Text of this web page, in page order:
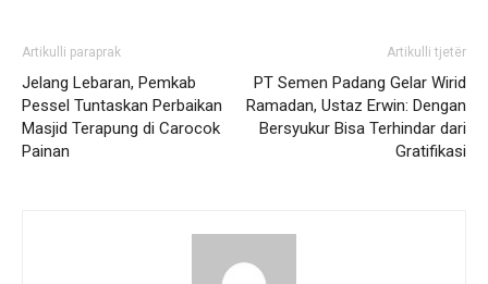
Artikulli paraprak
Jelang Lebaran, Pemkab
Pessel Tuntaskan Perbaikan
Masjid Terapung di Carocok
Painan
Artikulli tjetër
PT Semen Padang Gelar Wirid
Ramadan, Ustaz Erwin: Dengan
Bersyukur Bisa Terhindar dari
Gratifikasi